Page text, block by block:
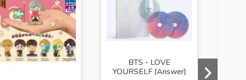
BTS - LOVE
YOURSELF [Answer]